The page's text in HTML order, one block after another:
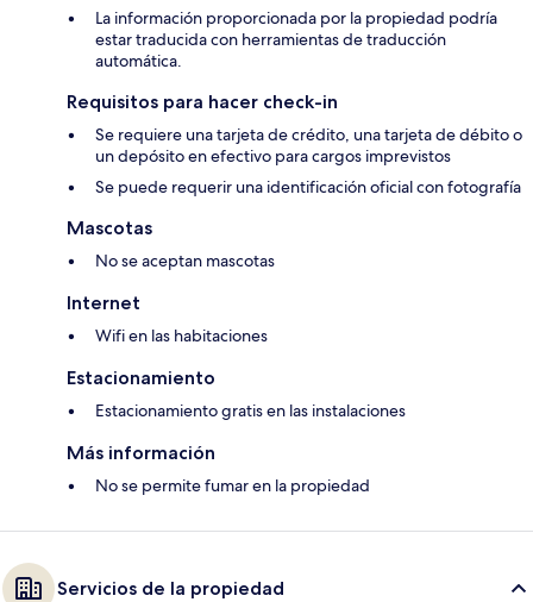
La información proporcionada por la propiedad podría
estar traducida con herramientas de traducción
automática.
Requisitos para hacer check-in
Se requiere una tarjeta de crédito, una tarjeta de débito o
un depósito en efectivo para cargos imprevistos
Se puede requerir una identificación oficial con fotografía
Mascotas
No se aceptan mascotas
Internet
Wifi en las habitaciones
Estacionamiento
Estacionamiento gratis en las instalaciones
Más información
No se permite fumar en la propiedad
Servicios de la propiedad